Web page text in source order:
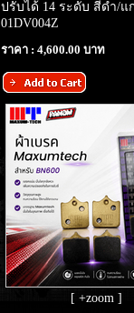
ปรับได้ 14 ระดับ สีดำ/แ
01DV004Z
ราคา : 4,600.00 บาท
[ +zoom ]